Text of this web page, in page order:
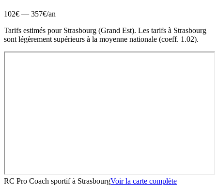
102€ — 357€/an
Tarifs estimés pour Strasbourg (Grand Est). Les tarifs à Strasbourg
sont légèrement supérieurs à la moyenne nationale (coeff. 1.02).
RC Pro Coach sportifà StrasbourgVoir la carte complète